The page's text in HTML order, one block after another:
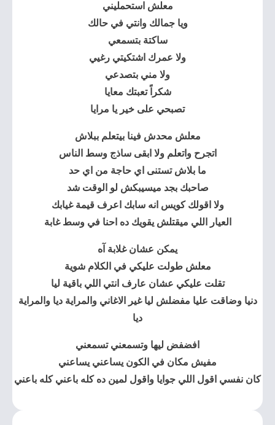
معلش استحمليني
ويا جمالك وانتي في حالك
ساكتة بتسمعي
ولا عمرك اشتكيتي رغيي
ولا مني بتصدعي
شكراً تعبتك معايا
تصبحي على خير يا مرايا
معلش محدش فينا بيتعلم ببلاش
اتجرح واتعلم ولا ابقى ساذج وسط الناس
ما بلاش تستنى اي حاجة من اي حد
صاحبك بجد ميسيبكش لو الوقت شد
ولا اقولك كويس انه سابك اعرف قيمة غيابك
العيار اللي ميقتلش يقويك ده احنا في وسط غابة
يمكن عشان غلابة آه
معلش طولت عليكي في الكلام شوية
تقلت عليكي عشان عارف انتي اللي باقية ليا
دنيا وضاقت عليا مفضلش ليا غير الاغاني والمراية ديا والمراية
ديا
افضفض ليها وتسمعني تسمعني
مفيش مكان في الكون يساعني يساعني
كان نفسي اقول اللي جوايا واقول لمين ده كله باعني كله باعني